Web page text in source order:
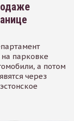
парковке
а потом
через